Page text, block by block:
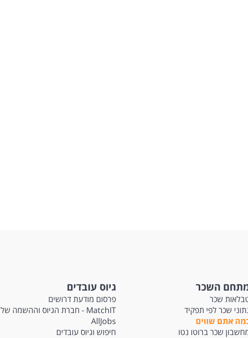
השכר
שכר
שכר לפי תפקיד
אתם שווים
שכר ברוטו נטו
גיוס עובדים
פרסום מודעת דרושים
MatchIT - חברת הגיוס וההשמה של
AllJobs
חיפוש וגיוס עובדים